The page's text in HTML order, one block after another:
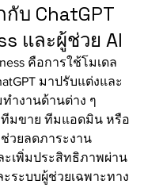
บ ChatGPT
และผู้ช่วย AI
คือการใช้โมเดล
มาปรับแต่งและ
ำงานด้านต่าง ๆ
ทีมขาย ทีมแอดมิน หรือ
วยลดภาระงาน
ะเพิ่มประสิทธิภาพผ่าน
ระบบผู้ช่วยเฉพาะทาง